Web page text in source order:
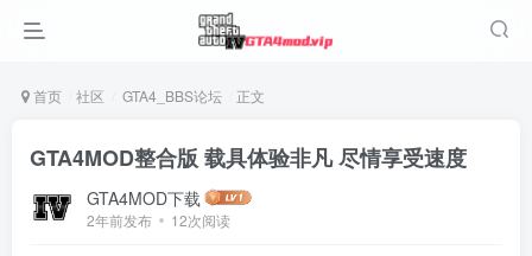
首页 社区 GTA4_BBS论坛 正文
GTA4MOD整合版 载具体验非凡 尽情享受速度
GTA4MOD下载
2年前发布 12次阅读